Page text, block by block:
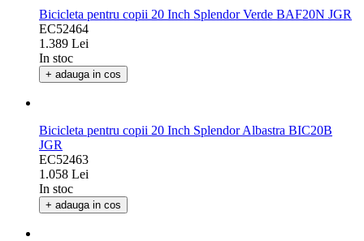
Bicicleta pentru copii 20 Inch Splendor Verde BAF20N JGR
EC52464
1.389 Lei
In stoc
Bicicleta pentru copii 20 Inch Splendor Albastra BIC20B
JGR
EC52463
1.058 Lei
In stoc